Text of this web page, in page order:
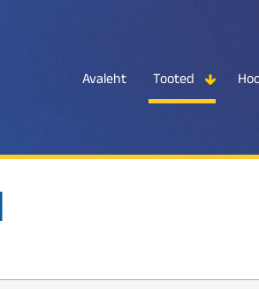
Avaleht Tooted